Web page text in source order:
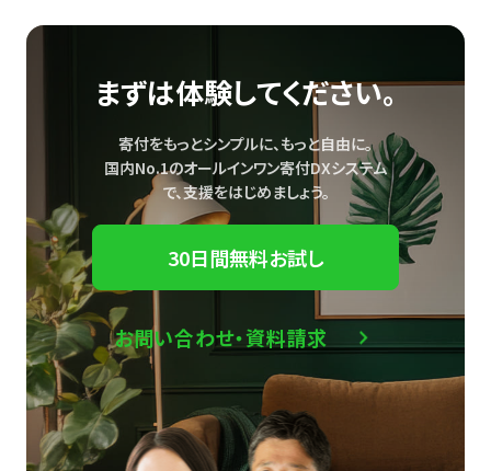
まずは体験してください。
寄付をもっとシンプルに、もっと自由に。
国内No.1のオールインワン寄付DXシステム
で、支援をはじめましょう。
30日間無料お試し
お問い合わせ・資料請求